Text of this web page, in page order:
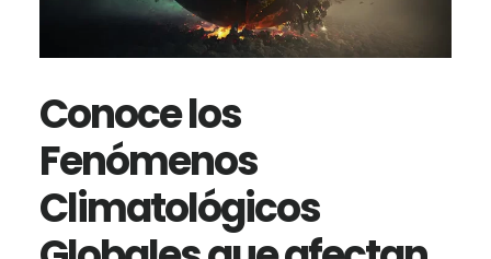
Conoce los
Fenómenos
Climatológicos